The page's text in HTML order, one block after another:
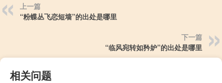
上一篇
“粉蝶丛飞恋短墙”的出处是哪里
下一篇
“临风宛转如矜妒”的出处是哪里
相关问题